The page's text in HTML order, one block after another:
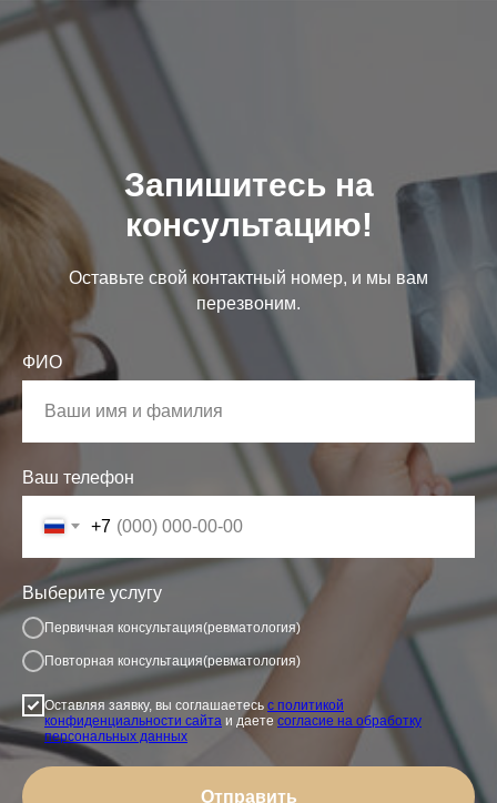
Запишитесь на
консультацию!
Оставьте свой контактный номер, и мы вам
перезвоним.
ФИО
Ваш телефон
+7
Выберите услугу
Первичная консультация(ревматология)
Повторная консультация(ревматология)
Оставляя заявку, вы соглашаетесь с политикой
конфиденциальности сайта и даете согласие на обработку
персональных данных
Отправить
О нас Лаборатория Диагностика
ЗАПИСАТЬСЯ НА